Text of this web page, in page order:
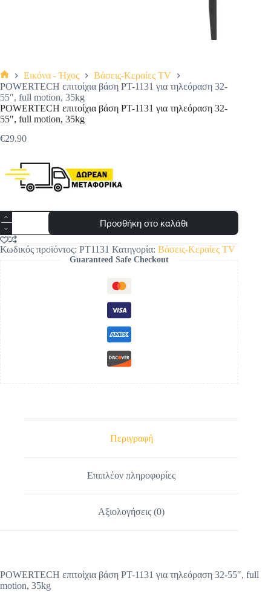
Αρχική
σελίδα
Εικόνα - Ήχος
Βάσεις-Κεραίες TV
POWERTECH επιτοίχια βάση PT-1131 για τηλεόραση 32-
55″, full motion, 35kg
POWERTECH επιτοίχια βάση PT-1131 για τηλεόραση 32-
55″, full motion, 35kg
€29.90
POWERTECH
επιτοίχια
βάση
PT-
για
τηλεόραση
32-
55",
full
motion,
35kg
ποσότητα
Προσθήκη στο καλάθι
Κωδικός προϊόντος: PT1131 Κατηγορία: Βάσεις-Κεραίες TV
Guaranteed Safe Checkout
Περιγραφή
Επιπλέον πληροφορίες
Αξιολογήσεις (0)
POWERTECH επιτοίχια βάση PT-1131 για τηλεόραση 32-55″, full
motion, 35kg